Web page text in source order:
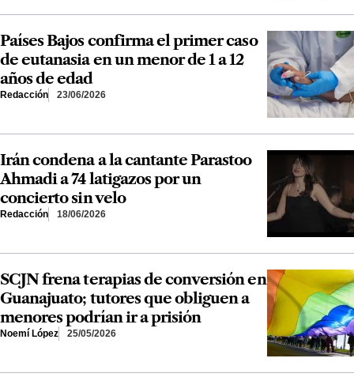
Países Bajos confirma el primer caso
de eutanasia en un menor de 1 a 12
años de edad
Redacción 23/06/2026
Irán condena a la cantante Parastoo
Ahmadi a 74 latigazos por un
concierto sin velo
Redacción 18/06/2026
SCJN frena terapias de conversión en
Guanajuato; tutores que obliguen a
menores podrían ir a prisión
Noemí López 25/05/2026